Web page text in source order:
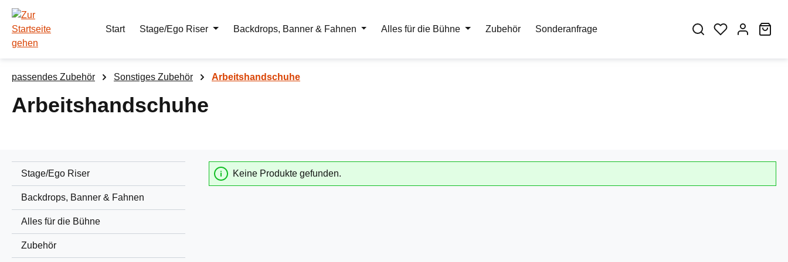
Hauptinhalt springen
Zur Suche springen
Zur Hauptnavigation springen
Start
Stage/Ego Riser Backdrops, Banner & Fahnen Alles für die Bühne Zubehör Sonderanfrage
passendes Zubehör Sonstiges Zubehör Arbeitshandschuhe
Arbeitshandschuhe
Stage/Ego Riser
Backdrops, Banner & Fahnen
Alles für die Bühne
Zubehör
Keine Produkte gefunden.